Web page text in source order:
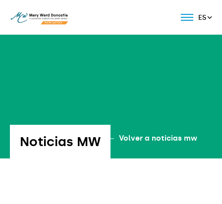
ES
Volver a noticias mw
Noticias MW